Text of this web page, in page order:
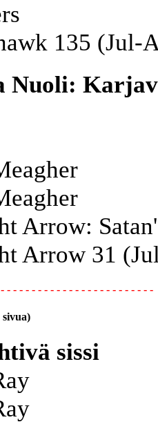
135 (Jul-
Nuoli:
Arrow:
Arrow 31
- - - - - - - - - - - - - - - - - - - - - - - -
sissi